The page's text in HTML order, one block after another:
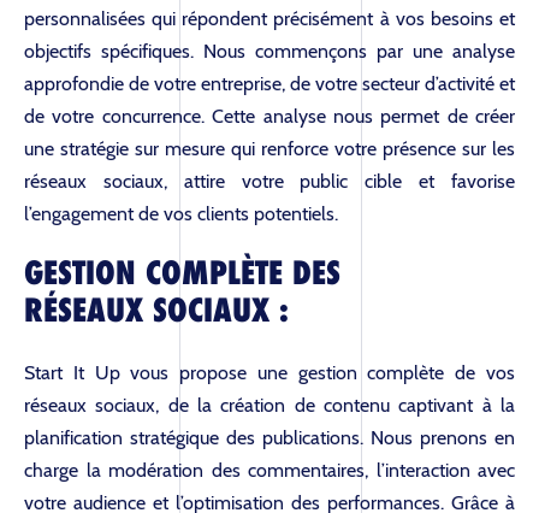
personnalisées qui répondent précisément à vos besoins et
objectifs spécifiques. Nous commençons par une analyse
approfondie de votre entreprise, de votre secteur d’activité et
de votre concurrence. Cette analyse nous permet de créer
une stratégie sur mesure qui renforce votre présence sur les
réseaux sociaux, attire votre public cible et favorise
l’engagement de vos clients potentiels.
GESTION COMPLÈTE DES
RÉSEAUX SOCIAUX :
Start It Up vous propose une gestion complète de vos
réseaux sociaux, de la création de contenu captivant à la
planification stratégique des publications. Nous prenons en
charge la modération des commentaires, l’interaction avec
votre audience et l’optimisation des performances. Grâce à